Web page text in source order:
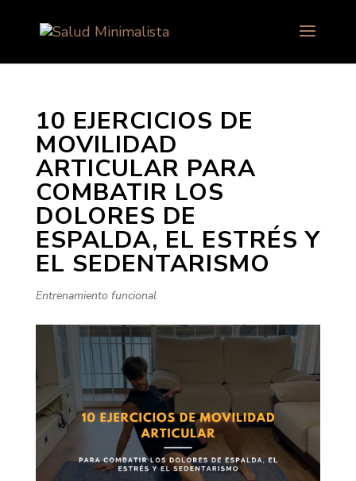
10 EJERCICIOS DE
MOVILIDAD
ARTICULAR PARA
COMBATIR LOS
DOLORES DE
ESPALDA, EL ESTRÉS Y
EL SEDENTARISMO
Entrenamiento funcional